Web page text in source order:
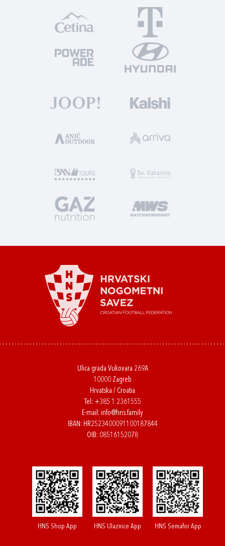
Ulica grada Vukovara 269A
10000 Zagreb
Hrvatska / Croatia
Tel: +385 1 2361555
E-mail: info@hns.family
IBAN: HR2523400091100187844
OIB: 08516152078
HNS Shop App HNS Ulaznice App HNS Semafor App